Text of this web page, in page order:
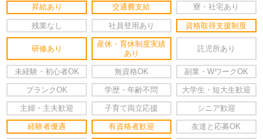
昇給あり 交通費支給 寮・社宅あり
残業なし 社員登用あり 資格取得支援制度
研修あり
産休・育休制度実績
あり
託児所あり
未経験・初心者OK 無資格OK 副業・WワークOK
ブランクOK 学歴・年齢不問 大学生・短大生歓迎
主婦・主夫歓迎 子育て両立応援 シニア歓迎
経験者優遇 有資格者歓迎 友達と応募OK